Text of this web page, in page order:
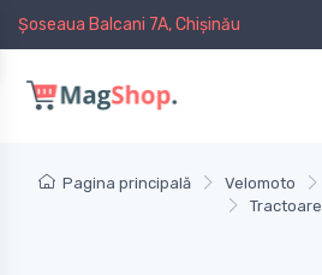
Șoseaua Balcani 7A, Chișinău
Pagina principală Velomoto
Tractoare